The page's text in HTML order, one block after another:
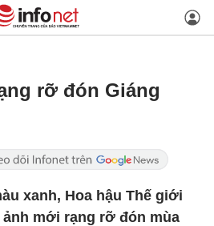
rỡ đón Giáng
xanh, Hoa hậu Thế giới
mới rạng rỡ đón mùa